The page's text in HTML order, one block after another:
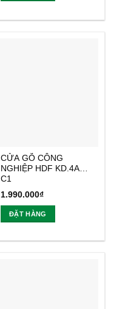
CỬA GỖ CÔNG
NGHIỆP HDF KD.4A1-
C1
1.990.000₫
ĐẶT HÀNG